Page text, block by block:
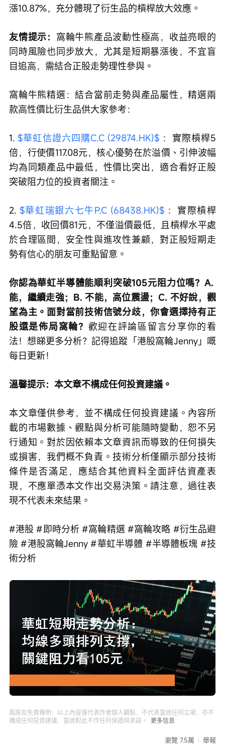
漲10.87%，充分體現了衍生品的槓桿放大效應。
友情提示： 窩輪牛熊產品波動性極高，收益亮眼的
同時風險也同步放大，尤其是短期暴漲後，不宜盲
目追高，需結合正股走勢理性參與。
窩輪牛熊精選：結合當前走勢與產品屬性，精選兩
款高性價比衍生品供大家參考：
1. $華虹信證六四購C.C (29874.HK)$ ：實際槓桿5
倍，行使價117.08元，核心優勢在於溢價、引伸波幅
均為同類產品中最低，性價比突出，適合看好正股
突破阻力位的投資者關注。
2. $華虹瑞銀六七牛P.C (68438.HK)$ ：實際槓桿
4.5倍，收回價81元，不僅溢價最低，且槓桿水平處
於合理區間，安全性與進攻性兼顧，對正股短期走
勢有信心的朋友可重點留意。
你認為華虹半導體能順利突破105元阻力位嗎？A.
能，繼續走強；B. 不能，高位震盪；C. 不好說，觀
望為主。面對當前技術信號分歧，你會選擇持有正
股還是佈局窩輪？ 歡迎在評論區留言分享你的看
法！想睇更多分析？記得追蹤「港股窩輪Jenny」嘅
每日更新！
溫馨提示：本文章不構成任何投資建議。
本文章僅供參考，並不構成任何投資建議。內容所
載的市場數據、觀點與分析可能隨時變動，恕不另
行通知。對於因依賴本文章資訊而導致的任何損失
或損害，我們概不負責。技術分析僅顯示部分技術
條件是否滿足，應結合其他資料全面評估資產表
現，不應單憑本文作出交易決策。請注意，過往表
現不代表未來結果。
#港股 #即時分析 #窩輪精選 #窩輪攻略 #衍生品避
險 #港股窩輪Jenny #華虹半導體 #半導體板塊 #技
術分析
消 /
0%
0%
播
放
度
風險及免責聲明：以上內容僅代表作者個人觀點，不代表富途任何立場，亦不
構成任何投資建議，富途對此不作任何保證與承諾。
更多信息
瀏覽 7.5萬 舉報